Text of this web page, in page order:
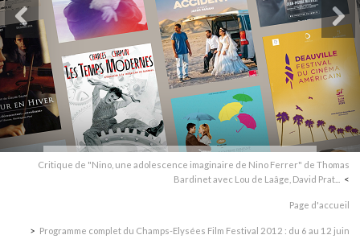
Critique de "Nino, une adolescence imaginaire de Nino Ferrer" de Thomas
Bardinet avec Lou de Laâge, David Prat...
Page d'accueil
Programme complet du Champs-Elysées Film Festival 2012 : du 6 au 12 juin